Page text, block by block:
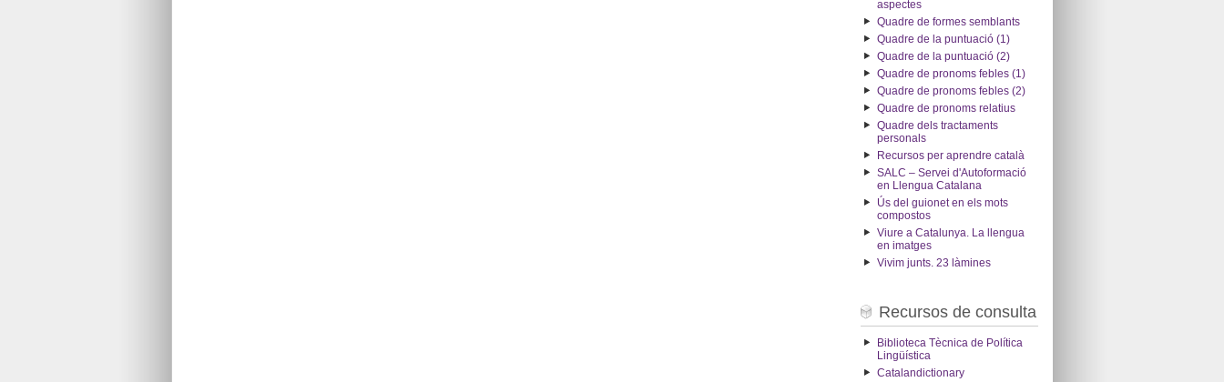
aspectes
Quadre de formes semblants
Quadre de la puntuació (1)
Quadre de la puntuació (2)
Quadre de pronoms febles (1)
Quadre de pronoms febles (2)
Quadre de pronoms relatius
Quadre dels tractaments
personals
Recursos per aprendre català
SALC – Servei d'Autoformació
en Llengua Catalana
Ús del guionet en els mots
compostos
Viure a Catalunya. La llengua
en imatges
Vivim junts. 23 làmines
Recursos de consulta
Biblioteca Tècnica de Política
Lingüística
Catalandictionary